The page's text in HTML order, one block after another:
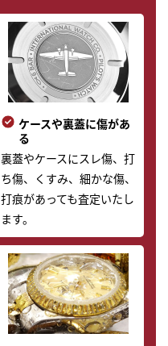
ケースや裏蓋に傷があ
る
裏蓋やケースにスレ傷、打
ち傷、くすみ、細かな傷、
打痕があっても査定いたし
ます。